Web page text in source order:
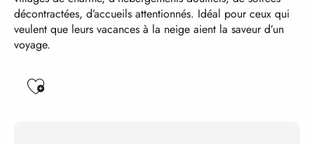
décontractées, d’accueils attentionnés. Idéal pour ceux qui
veulent que leurs vacances à la neige aient la saveur d’un
voyage.
Ajouter aux favoris